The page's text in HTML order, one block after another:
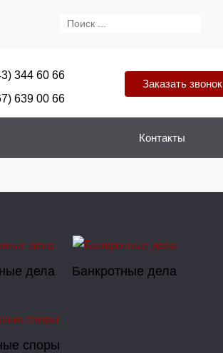
344 60 66
639 00 66
Заказать звонок
Контакты
дела Банкротные дела
споры